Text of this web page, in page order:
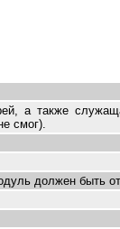
а также
смог).
должен быть